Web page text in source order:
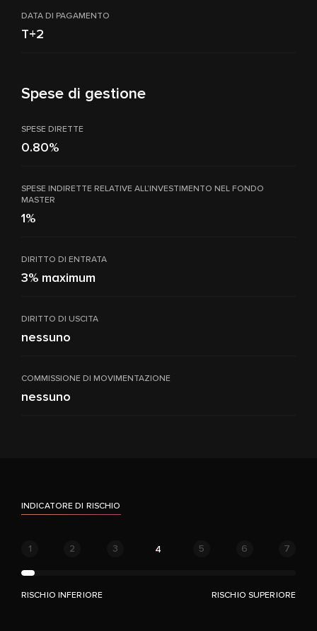
DATA DI PAGAMENTO
T+2
Spese di gestione
SPESE DIRETTE
0.80%
SPESE INDIRETTE RELATIVE ALL’INVESTIMENTO NEL FONDO
MASTER
1%
DIRITTO DI ENTRATA
3% maximum
DIRITTO DI USCITA
nessuno
COMMISSIONE DI MOVIMENTAZIONE
nessuno
INDICATORE DI RISCHIO
1 2 3 4 5 6 7
RISCHIO INFERIORE RISCHIO SUPERIORE